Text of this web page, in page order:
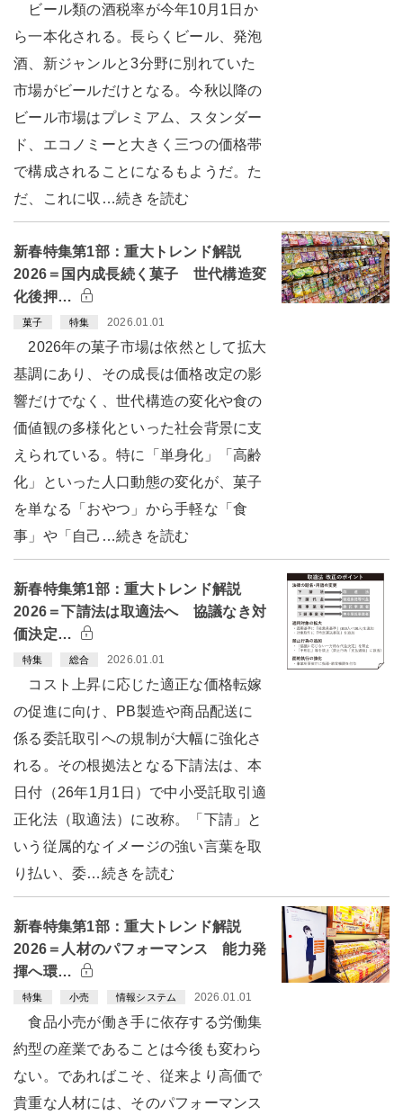
ビール類の酒税率が今年10月1日か
ら一本化される。長らくビール、発泡
酒、新ジャンルと3分野に別れていた
市場がビールだけとなる。今秋以降の
ビール市場はプレミアム、スタンダー
ド、エコノミーと大きく三つの価格帯
で構成されることになるもようだ。た
だ、これに収…続きを読む
新春特集第1部：重大トレンド解説
2026＝国内成長続く菓子 世代構造変
化後押…
菓子 特集 2026.01.01
2026年の菓子市場は依然として拡大
基調にあり、その成長は価格改定の影
響だけでなく、世代構造の変化や食の
価値観の多様化といった社会背景に支
えられている。特に「単身化」「高齢
化」といった人口動態の変化が、菓子
を単なる「おやつ」から手軽な「食
事」や「自己…続きを読む
新春特集第1部：重大トレンド解説
2026＝下請法は取適法へ 協議なき対
価決定…
特集 総合 2026.01.01
コスト上昇に応じた適正な価格転嫁
の促進に向け、PB製造や商品配送に
係る委託取引への規制が大幅に強化さ
れる。その根拠法となる下請法は、本
日付（26年1月1日）で中小受託取引適
正化法（取適法）に改称。「下請」と
いう従属的なイメージの強い言葉を取
り払い、委…続きを読む
新春特集第1部：重大トレンド解説
2026＝人材のパフォーマンス 能力発
揮へ環…
特集 小売 情報システム 2026.01.01
食品小売が働き手に依存する労働集
約型の産業であることは今後も変わら
ない。であればこそ、従来より高価で
貴重な人材には、そのパフォーマンス